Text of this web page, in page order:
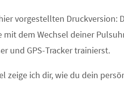
vorgestellten
mit dem Wechsel deiner
und GPS-Tracker trainierst.
zeige ich dir, wie du dein